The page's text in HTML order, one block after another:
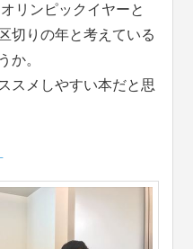
リンピックイヤーと
切りの年と考えている
か。
スメしやすい本だと思